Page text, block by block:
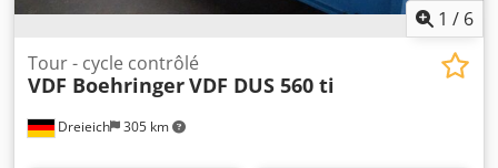
1 / 6
Dreieich 305 km
Tour - cycle contrôlé
VDF BoehringerVDF DUS 560 ti